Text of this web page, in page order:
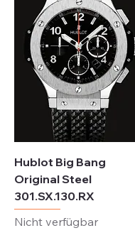
Hublot Big Bang
Original Steel
301.SX.130.RX
Nicht verfügbar